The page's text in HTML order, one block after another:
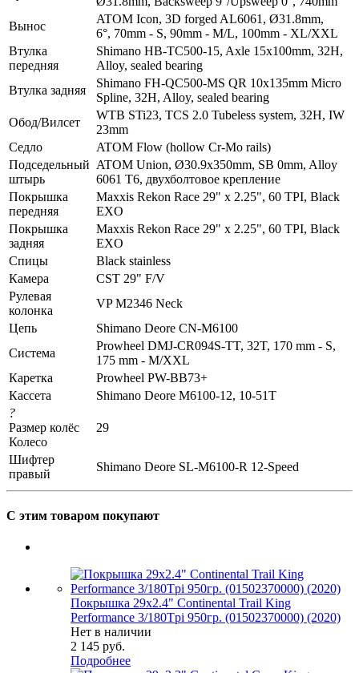
Вынос
ATOM Icon, 3D forged AL6061, Ø31.8mm,
6°, 70mm - S, 90mm - M/L, 100mm - XL/XXL
Втулка
передняя
Shimano HB-TC500-15, Axle 15х100mm, 32H,
Alloy, sealed bearing
Втулка задняя
Shimano FH-QC500-MS QR 10х135mm Micro
Spline, 32H, Alloy, sealed bearing
Обод/Вилсет
WTB STi23, TCS 2.0 Tubeless system, 32H, IW
23mm
Седло
ATOM Flow (hollow Cr-Mo rails)
Подседельный
штырь
ATOM Union, Ø30.9x350mm, SB 0mm, Alloy
6061 T6, двухболтовое креплениe
Покрышка
передняя
Maxxis Rekon Race 29" x 2.25", 60 TPI, Black
EXO
Покрышка
задняя
Maxxis Rekon Race 29" x 2.25", 60 TPI, Black
EXO
Спицы
Black stainless
Камера
CST 29" F/V
Рулевая
колонка
VP M2346 Neck
Цепь
Shimano Deore CN-M6100
Система
Prowheel DMJ-CR094S-TT, 32T, 170 mm - S,
175 mm - M/XXL
Каретка
Prowheel PW-BB73+
Кассета
Shimano Deore M6100-12, 10-51T
?
Размер колёс
Колесо
29
Шифтер
правый
Shimano Deore SL-M6100-R 12-Speed
С этим товаром покупают
Покрышка 29x2.4" Continental Trail King
Performance 3/180Tpi 950гр. (01502370000) (2020)
Нет в наличии
2 145 руб.
Подробнее